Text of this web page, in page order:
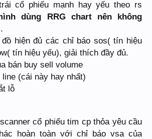
cổ phiếu mạnh hay yếu theo rs
dùng RRG chart nên không
.
đồ hiện đủ các chỉ báo sos( tín hiệu
tín hiệu yếu), giải thích đầy đủ.
bán buy sell volume
(cái này hay nhất)
lỗ
cổ phiếu tim cp thỏa yêu cầu
hoàn toàn với chỉ báo vsa của